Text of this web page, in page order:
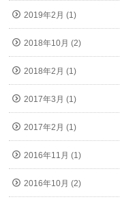
2019年2月 (1)
2018年10月 (2)
2018年2月 (1)
2017年3月 (1)
2017年2月 (1)
2016年11月 (1)
2016年10月 (2)